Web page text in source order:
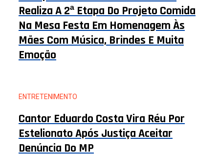
Realiza A 2ª Etapa Do Projeto Comida
Na Mesa Festa Em Homenagem Às
Mães Com Música, Brindes E Muita
Emoção
ENTRETENIMENTO
Cantor Eduardo Costa Vira Réu Por
Estelionato Após Justiça Aceitar
Denúncia Do MP